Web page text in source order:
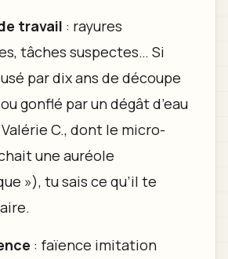
travail : rayures
tâches suspectes… Si
par dix ans de découpe
gonflé par un dégât d’eau
C., dont le micro-
une auréole
»), tu sais ce qu’il te
: faïence imitation